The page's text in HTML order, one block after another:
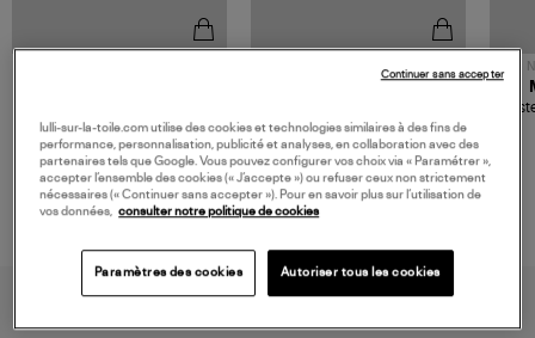
480,00 €
Champagne
NOUVELLE COLLECTION
189,00 €
Mousse
lulli-sur-la-toile.com utilise des cookies et technologies similaires à des fins de
performance, personnalisation, publicité et analyses, en collaboration avec des
partenaires tels que Google. Vous pouvez configurer vos choix via « Paramétrer »,
accepter l’ensemble des cookies (« J’accepte ») ou refuser ceux non strictement
nécessaires (« Continuer sans accepter »). Pour en savoir plus sur l’utilisation de
vos données,
consulter notre politique de cookies
Paramètres des cookies Autoriser tous les cookies
Continuer sans accepter